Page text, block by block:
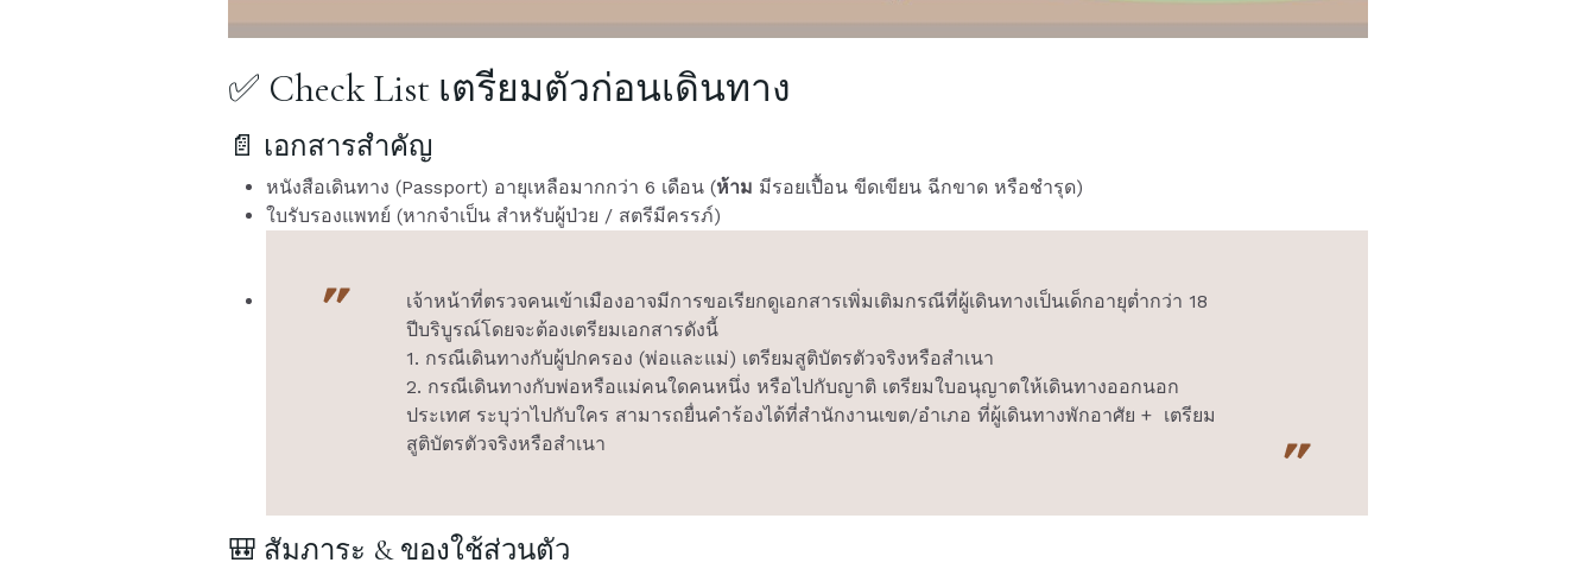
✅ Check List เตรียมตัวก่อนเดินทาง
📄 เอกสารสำคัญ
หนังสือเดินทาง (Passport) อายุเหลือมากกว่า 6 เดือน (ห้าม มีรอยเปื้อน ขีดเขียน ฉีกขาด หรือชำรุด)
ใบรับรองแพทย์ (หากจำเป็น สำหรับผู้ป่วย / สตรีมีครรภ์)
เจ้าหน้าที่ตรวจคนเข้าเมืองอาจมีการขอเรียกดูเอกสารเพิ่มเติมกรณีที่ผู้เดินทางเป็นเด็กอายุต่ำกว่า 18
ปีบริบูรณ์โดยจะต้องเตรียมเอกสารดังนี้
1. กรณีเดินทางกับผู้ปกครอง (พ่อและแม่) เตรียมสูติบัตรตัวจริงหรือสำเนา
2. กรณีเดินทางกับพ่อหรือแม่คนใดคนหนึ่ง หรือไปกับญาติ เตรียมใบอนุญาตให้เดินทางออกนอก
ประเทศ ระบุว่าไปกับใคร สามารถยื่นคำร้องได้ที่สำนักงานเขต/อำเภอ ที่ผู้เดินทางพักอาศัย + เตรียม
สูติบัตรตัวจริงหรือสำเนา
🎒 สัมภาระ & ของใช้ส่วนตัว